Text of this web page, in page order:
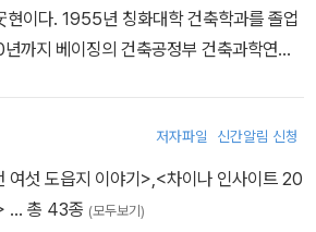
능묘에서 출토된 동판 「조역도」를 통해
전체의 건축 설계를 분석한 부분으로, 학술
이다. 1955년 칭화대학 건축학과를 졸업
까지 베이징의 건축공정부 건축과학연구
년까지 국가건설위원회 건축과학연구원
연구실에서 기술자로 근무했으며 1983년
기술연구원 건축역사연구소에서 건축가
저자파일 신간알림 신청
여섯 도읍지 이야기> <차이나 인사이트 20
… 총 43종 (모두보기)